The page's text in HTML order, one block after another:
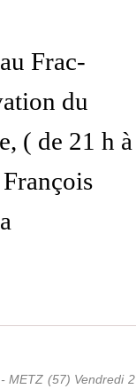
Frac-
du
( de 21 h à
METZ (57) Vendredi 2